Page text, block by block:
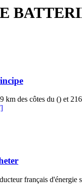
des côtes du () et
français